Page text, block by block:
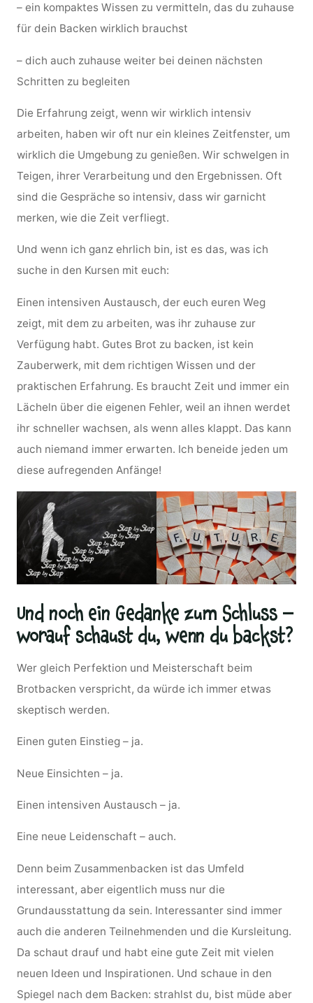
– ein kompaktes Wissen zu vermitteln, das du zuhause
für dein Backen wirklich brauchst
– dich auch zuhause weiter bei deinen nächsten
Schritten zu begleiten
Die Erfahrung zeigt, wenn wir wirklich intensiv
arbeiten, haben wir oft nur ein kleines Zeitfenster, um
wirklich die Umgebung zu genießen. Wir schwelgen in
Teigen, ihrer Verarbeitung und den Ergebnissen. Oft
sind die Gespräche so intensiv, dass wir garnicht
merken, wie die Zeit verfliegt.
Und wenn ich ganz ehrlich bin, ist es das, was ich
suche in den Kursen mit euch:
Einen intensiven Austausch, der euch euren Weg
zeigt, mit dem zu arbeiten, was ihr zuhause zur
Verfügung habt. Gutes Brot zu backen, ist kein
Zauberwerk, mit dem richtigen Wissen und der
praktischen Erfahrung. Es braucht Zeit und immer ein
Lächeln über die eigenen Fehler, weil an ihnen werdet
ihr schneller wachsen, als wenn alles klappt. Das kann
auch niemand immer erwarten. Ich beneide jeden um
diese aufregenden Anfänge!
Und noch ein Gedanke zum Schluss –
worauf schaust du, wenn du backst?
Wer gleich Perfektion und Meisterschaft beim
Brotbacken verspricht, da würde ich immer etwas
skeptisch werden.
Einen guten Einstieg – ja.
Neue Einsichten – ja.
Einen intensiven Austausch – ja.
Eine neue Leidenschaft – auch.
Denn beim Zusammenbacken ist das Umfeld
interessant, aber eigentlich muss nur die
Grundausstattung da sein. Interessanter sind immer
auch die anderen Teilnehmenden und die Kursleitung.
Da schaut drauf und habt eine gute Zeit mit vielen
neuen Ideen und Inspirationen. Und schaue in den
Spiegel nach dem Backen: strahlst du, bist müde aber